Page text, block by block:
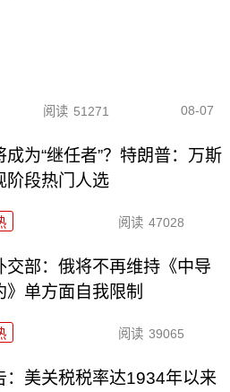
阅读 51271 08-07
成为“继任者”？特朗普：万斯
阶段热门人选
阅读 47028
交部：俄将不再维持《中导
》单方面自我限制
阅读 39065
：美关税税率达1934年以来